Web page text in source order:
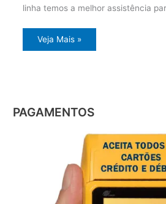
linha temos a melhor assistência
Veja Mais »
PAGAMENTOS